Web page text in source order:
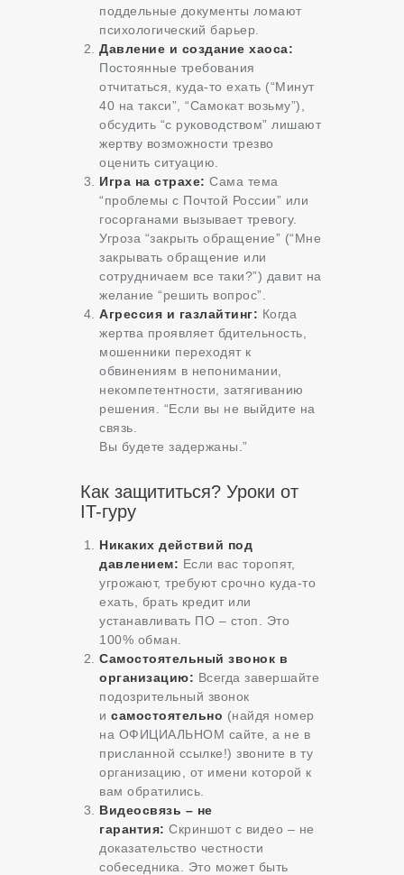
поддельные документы ломают
психологический барьер.
Давление и создание хаоса:
Постоянные требования
отчитаться, куда-то ехать (“Минут
40 на такси”, “Самокат возьму”),
обсудить “с руководством” лишают
жертву возможности трезво
оценить ситуацию.
Игра на страхе: Сама тема
“проблемы с Почтой России” или
госорганами вызывает тревогу.
Угроза “закрыть обращение” (“Мне
закрывать обращение или
сотрудничаем все таки?”) давит на
желание “решить вопрос”.
Агрессия и газлайтинг: Когда
жертва проявляет бдительность,
мошенники переходят к
обвинениям в непонимании,
некомпетентности, затягиванию
решения. “Если вы не выйдите на
связь.
Вы будете задержаны.”
Как защититься? Уроки от
IT-гуру
Никаких действий под
давлением: Если вас торопят,
угрожают, требуют срочно куда-то
ехать, брать кредит или
устанавливать ПО – стоп. Это
100% обман.
Самостоятельный звонок в
организацию: Всегда завершайте
подозрительный звонок
и самостоятельно (найдя номер
на ОФИЦИАЛЬНОМ сайте, а не в
присланной ссылке!) звоните в ту
организацию, от имени которой к
вам обратились.
Видеосвязь – не
гарантия: Скриншот с видео – не
доказательство честности
собеседника. Это может быть